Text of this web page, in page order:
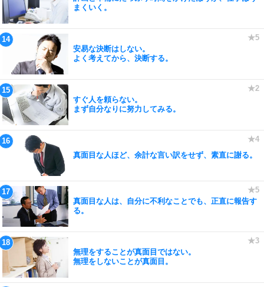
まくいく。
安易な決断はしない。
よく考えてから、決断する。
すぐ人を頼らない。
まず自分なりに努力してみる。
真面目な人ほど、余計な言い訳をせず、素直に謝る。
真面目な人は、自分に不利なことでも、正直に報告す
る。
無理をすることが真面目ではない。
無理をしないことが真面目。